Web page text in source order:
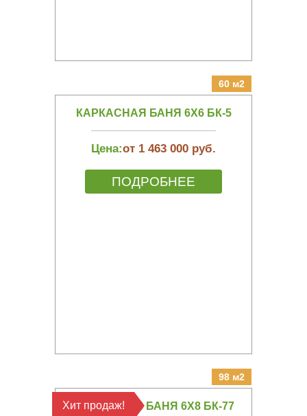
60 м2
КАРКАСНАЯ БАНЯ 6Х6 БК-5
Цена:от 1 463 000 руб.
ПОДРОБНЕЕ
98 м2
КАРКАСНАЯ БАНЯ 6Х8 БК-77
Хит продаж!